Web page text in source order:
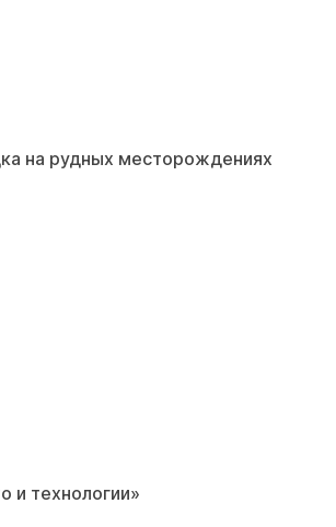
на рудных месторождениях
и технологии»